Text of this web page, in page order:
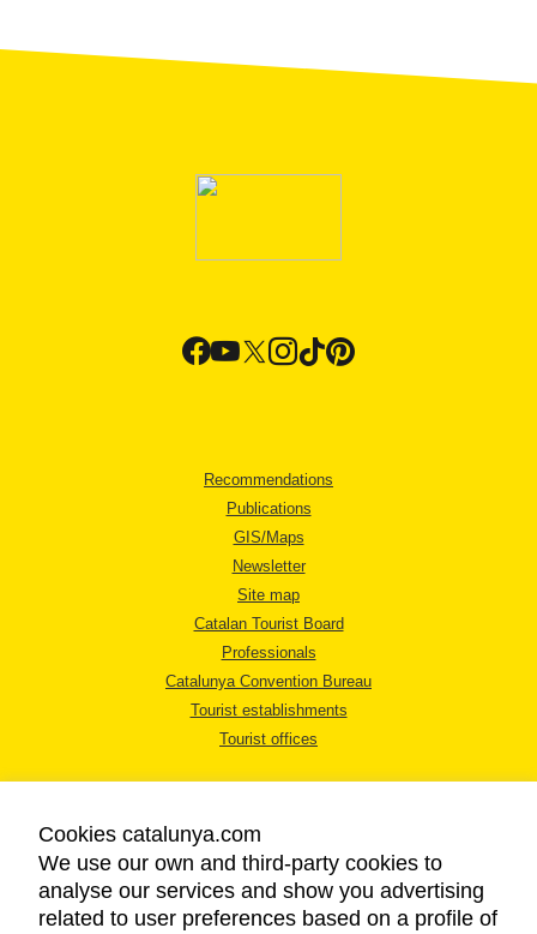
Recommendations
Publications
GIS/Maps
Newsletter
Site map
Catalan Tourist Board
Professionals
Catalunya Convention Bureau
Tourist establishments
Tourist offices
LEGAL NOTICE
Cookies catalunya.com
We use our own and third-party cookies to
analyse our services and show you advertising
related to user preferences based on a profile of